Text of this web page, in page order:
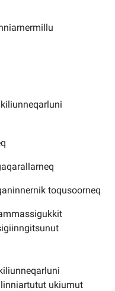
toqusoorneq
ukiumut